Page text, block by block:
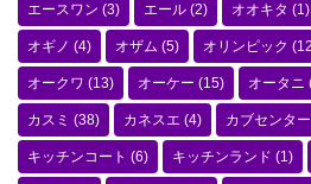
エースワン (3) エール (2) オオキタ (1)
オギノ (4) オザム (5) オリンピック
オークワ (13) オーケー (15) オータニ
カスミ (38) カネスエ (4) カブセンター
キッチンコート (6) キッチンランド (1)